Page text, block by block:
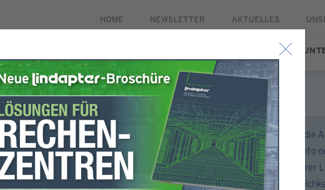
HOME NEWSLETTER AKTUELLES
HILFSMITTEL
aus.
zu aktivieren.
Um sicherzustellen, dass Sie die
öffnen Sie bitte Ihr E-Mail-Konto
fügen Sie lindapter.com zu Ihrer
hinzu. Dadurch wird die